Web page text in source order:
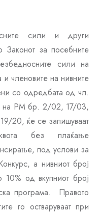
сили и други
Законот за посебните
сили на
членовите на нивните
со одредбата од чл.
на РМ бр. 2/02, 17/03,
20, ќе се запишуваат
без плаќање
под услови за
а нивниот број
од вкупниот број
програма. Правото
го остваруваат при